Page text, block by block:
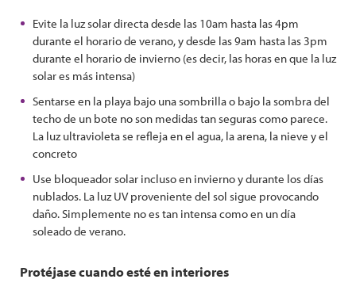
Evite la luz solar directa desde las 10am hasta las 4pm
durante el horario de verano, y desde las 9am hasta las 3pm
durante el horario de invierno (es decir, las horas en que la luz
solar es más intensa)
Sentarse en la playa bajo una sombrilla o bajo la sombra del
techo de un bote no son medidas tan seguras como parece.
La luz ultravioleta se refleja en el agua, la arena, la nieve y el
concreto
Use bloqueador solar incluso en invierno y durante los días
nublados. La luz UV proveniente del sol sigue provocando
daño. Simplemente no es tan intensa como en un día
soleado de verano.
Protéjase cuando esté en interiores